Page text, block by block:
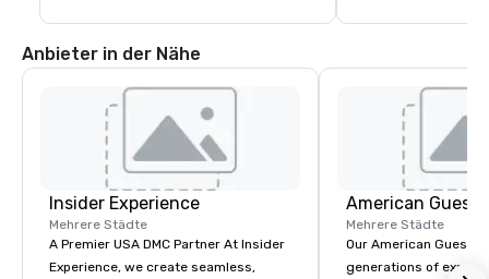
Anbieter in der Nähe
Insider Experience
Mehrere Städte
A Premier USA DMC Partner At Insider
Experience, we create seamless,
American Guest
Mehrere Städte
Our American Guest
generations of